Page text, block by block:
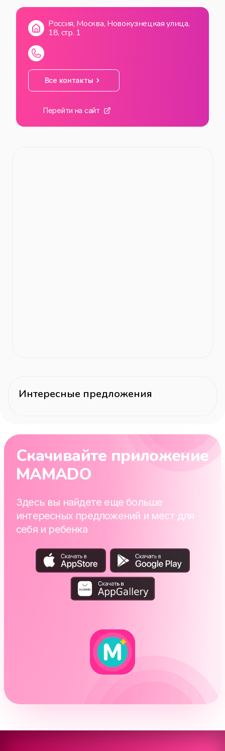
Россия, Москва, Новокузнецкая улица,
18, стр. 1
Все контакты
Перейти на сайт
Интересные предложения
Скачивайте приложение
MAMADO
Здесь вы найдете еще больше
интересных предложений и мест для
себя и ребенка